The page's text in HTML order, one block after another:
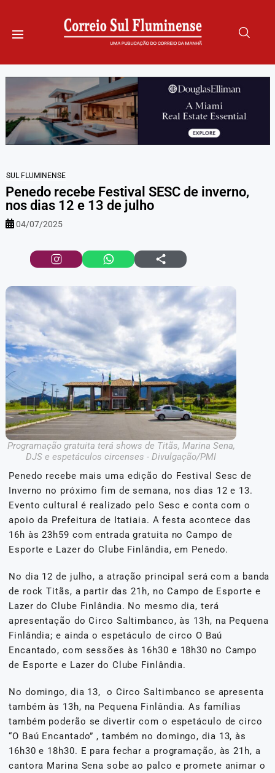
SUL FLUMINENSE
Penedo recebe Festival SESC de inverno,
nos dias 12 e 13 de julho
04/07/2025
Programação gratuita terá shows de Titãs, Marina Sena,
DJS e espetáculos circenses - Divulgação/PMI
Penedo recebe mais uma edição do Festival Sesc de
Inverno no próximo fim de semana, nos dias 12 e 13.
Evento cultural é realizado pelo Sesc e conta com o
apoio da Prefeitura de Itatiaia. A festa acontece das
16h às 23h59 com entrada gratuita no Campo de
Esporte e Lazer do Clube Finlândia, em Penedo.
No dia 12 de julho, a atração principal será com a banda
de rock Titãs, a partir das 21h, no Campo de Esporte e
Lazer do Clube Finlândia. No mesmo dia, terá
apresentação do Circo Saltimbanco, às 13h, na Pequena
Finlândia; e ainda o espetáculo de circo O Baú
Encantado, com sessões às 16h30 e 18h30 no Campo
de Esporte e Lazer do Clube Finlândia.
No domingo, dia 13, o Circo Saltimbanco se apresenta
também às 13h, na Pequena Finlândia. As famílias
também poderão se divertir com o espetáculo de circo
“O Baú Encantado” , também no domingo, dia 13, às
16h30 e 18h30. E para fechar a programação, às 21h, a
cantora Marina Sena sobe ao palco e promete animar o